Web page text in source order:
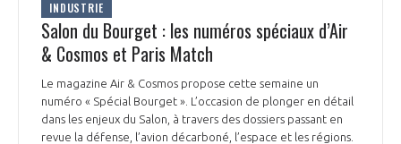
INDUSTRIE
Salon du Bourget : les numéros spéciaux d’Air
& Cosmos et Paris Match
Le magazine Air & Cosmos propose cette semaine un
numéro « Spécial Bourget ». L’occasion de plonger en détail
dans les enjeux du Salon, à travers des dossiers passant en
revue la défense, l’avion décarboné, l’espace et les régions.